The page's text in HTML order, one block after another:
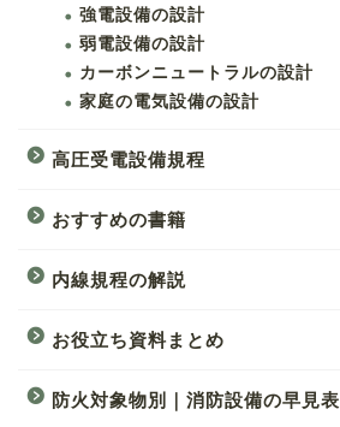
強電設備の設計
弱電設備の設計
カーボンニュートラルの設計
家庭の電気設備の設計
高圧受電設備規程
おすすめの書籍
内線規程の解説
お役立ち資料まとめ
防火対象物別｜消防設備の早見表